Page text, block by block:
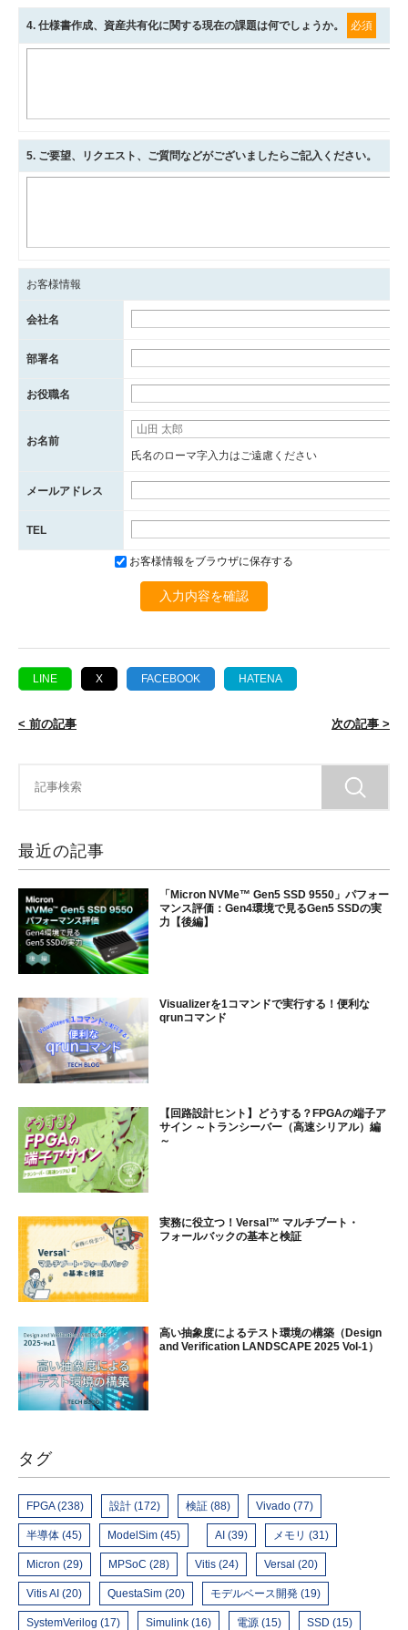
4. 仕様書作成、資産共有化に関する現在の課題は何でしょうか。 必須
5. ご要望、リクエスト、ご質問などがございましたらご記入ください。
お客様情報
会社名
部署名
お役職名
お名前
氏名のローマ字入力はご遠慮ください
メールアドレス
TEL
お客様情報をブラウザに保存する
入力内容を確認
LINE X FACEBOOK HATENA
< 前の記事 次の記事 >
最近の記事
「Micron NVMe™ Gen5 SSD 9550」パフォー
マンス評価：Gen4環境で見るGen5 SSDの実
力【後編】
Visualizerを1コマンドで実行する！便利な
qrunコマンド
【回路設計ヒント】どうする？FPGAの端子ア
サイン ～トランシーバー（高速シリアル）編
～
実務に役立つ！Versal™ マルチブート・
フォールバックの基本と検証
高い抽象度によるテスト環境の構築（Design
and Verification LANDSCAPE 2025 Vol-1）
タグ
FPGA (238) 設計 (172) 検証 (88) Vivado (77)
半導体 (45) ModelSim (45) AI (39) メモリ (31)
Micron (29) MPSoC (28) Vitis (24) Versal (20)
Vitis AI (20) QuestaSim (20) モデルベース開発 (19)
SystemVerilog (17) Simulink (16) 電源 (15) SSD (15)